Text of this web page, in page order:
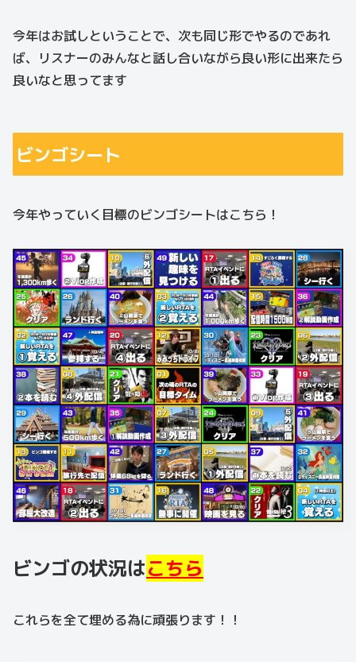
今年はお試しということで、次も同じ形でやるのであれ
ば、リスナーのみんなと話し合いながら良い形に出来たら
良いなと思ってます
ビンゴシート
今年やっていく目標のビンゴシートはこちら！
ビンゴの状況はこちら
これらを全て埋める為に頑張ります！！